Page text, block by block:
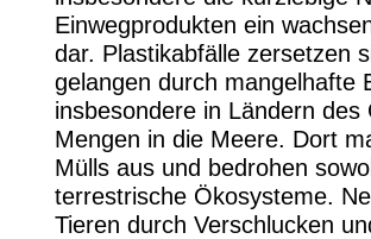
Einwegprodukten ein
dar. Plastikabfälle zersetzen
gelangen durch mangelhafte
insbesondere in Ländern
Mengen in die Meere. Dort
Mülls aus und bedrohen
terrestrische Ökosysteme.
Tieren durch Verschlucken